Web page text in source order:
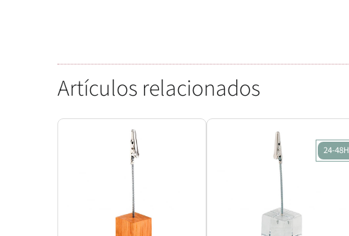
Artículos relacionados
24-48H